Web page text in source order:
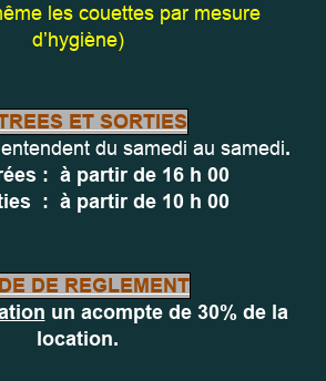
les couettes par mesure
d’hygiène)
ET SORTIES
du samedi au samedi.
: à partir de 16 h 00
: à partir de 10 h 00
DE REGLEMENT
un acompte de 30% de la
location.